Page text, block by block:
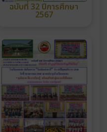
ฉบับที่ 32 ปีการศึกษา
2567